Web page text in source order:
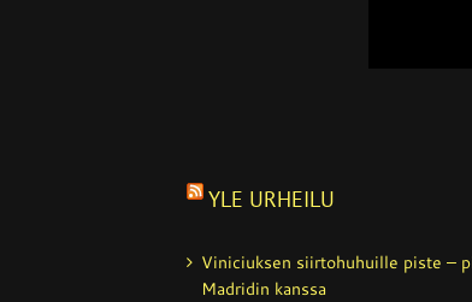
YLE URHEILU
Viniciuksen siirtohuhuille piste –
Madridin kanssa